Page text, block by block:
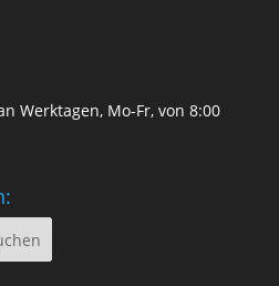
Werktagen, Mo-Fr, von 8:00